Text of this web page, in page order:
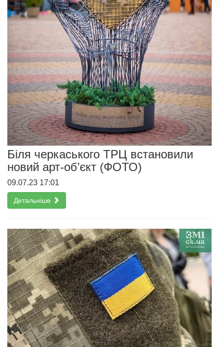
Біля черкаського ТРЦ встановили
новий арт-об’єкт (ФОТО)
09.07.23 17:01
Детальніше